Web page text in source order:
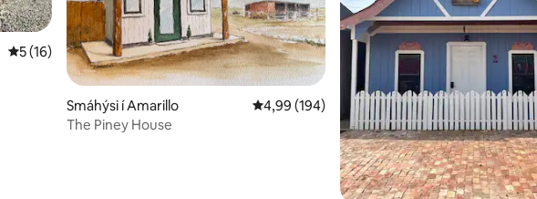
5 af 5 í meðaleinkunn, 16 umsagnir
5 (16)
Smáhýsi í Amarillo 4,99 af 5 í meðaleinkunn, 194 umsagnir
4,99 (194)
The Piney House